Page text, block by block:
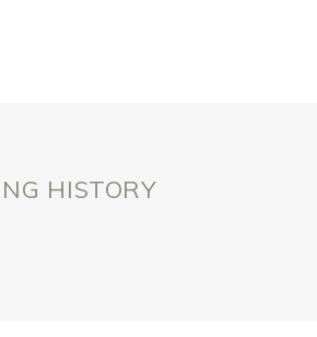
HISTORY